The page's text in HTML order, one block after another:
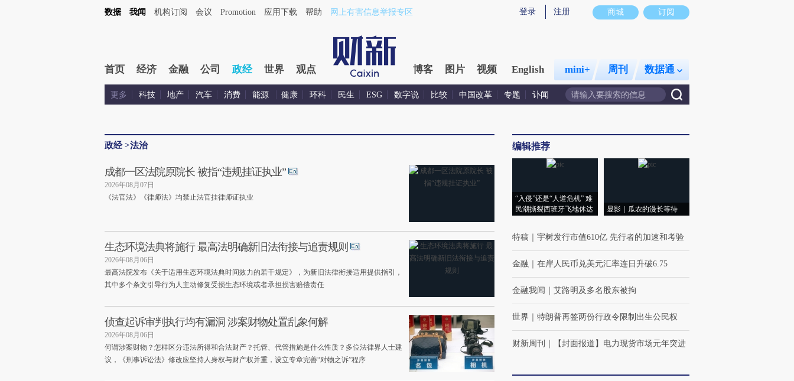
商城 订阅
登录 注册
数据 我闻 机构订阅 会议 Promotion 应用下载 帮助 网上有害信息举报专区
首页 经济 金融 公司 政经 世界 观点 博客 图片 视频 English mini+ 周刊 数据通
更多 科技 地产 汽车 消费 能源 健康 环科 民生 ESG 数字说 比较 中国改革 专题 讣闻
政经>法治
成都一区法院原院长 被指“违规挂证执业”
2026年08月07日
《法官法》《律师法》均禁止法官挂律师证执业
生态环境法典将施行 最高法明确新旧法衔接与追责规则
2026年08月06日
最高法院发布《关于适用生态环境法典时间效力的若干规定》，为新旧法律衔接适用提供指引，
其中多个条文引导行为人主动修复受损生态环境或者承担损害赔偿责任
侦查起诉审判执行均有漏洞 涉案财物处置乱象何解
2026年08月06日
何谓涉案财物？怎样区分违法所得和合法财产？托管、代管措施是什么性质？多位法律界人士建
议，《刑事诉讼法》修改应坚持人身权与财产权并重，设立专章完善“对物之诉”程序
编辑推荐
“入侵”还是“人道危机” 难
民潮撕裂西班牙飞地休达
显影｜瓜农的漫长等待
特稿 宇树发行市值610亿 先行者的加速和考验
金融 在岸人民币兑美元汇率连日升破6.75
金融我闻 艾路明及多名股东被拘
世界 特朗普再签两份行政令限制出生公民权
财新周刊 【封面报道】电力现货市场元年突进